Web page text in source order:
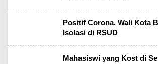
Positif Corona, Wali Kota
Isolasi di RSUD
Mahasiswi yang Kost di